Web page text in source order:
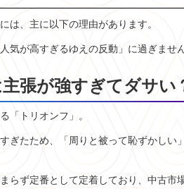
は、主に以下の理由があります。
気が高すぎるゆえの反動」に過ぎません
張が強すぎてダサい
「トリオンフ」。
ぎたため、「周りと被って恥ずかしい
らず定番として定着しており、中古